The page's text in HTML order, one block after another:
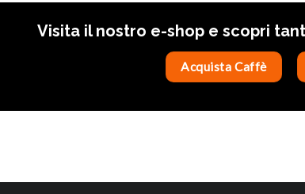
Visita il nostro e-shop e scopri
Acquista Caffè